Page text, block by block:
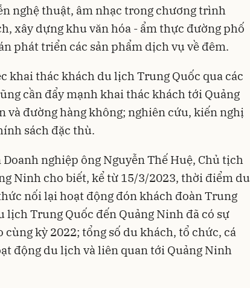
nghệ thuật, âm nhạc trong chương trình
xây dựng khu văn hóa - ẩm thực đường phố
phát triển các sản phẩm dịch vụ về đêm.
khai thác khách du lịch Trung Quốc qua các
cần đẩy mạnh khai thác khách tới Quảng
và đường hàng không; nghiên cứu, kiến nghị
sách đặc thù.
nghiệp ông Nguyễn Thế Huệ, Chủ tịch
Ninh cho biết, kể từ 15/3/2023, thời điểm du
nối lại hoạt động đón khách đoàn Trung
lịch Trung Quốc đến Quảng Ninh đã có sự
kỳ 2022; tổng số du khách, tổ chức, cá
động du lịch và liên quan tới Quảng Ninh